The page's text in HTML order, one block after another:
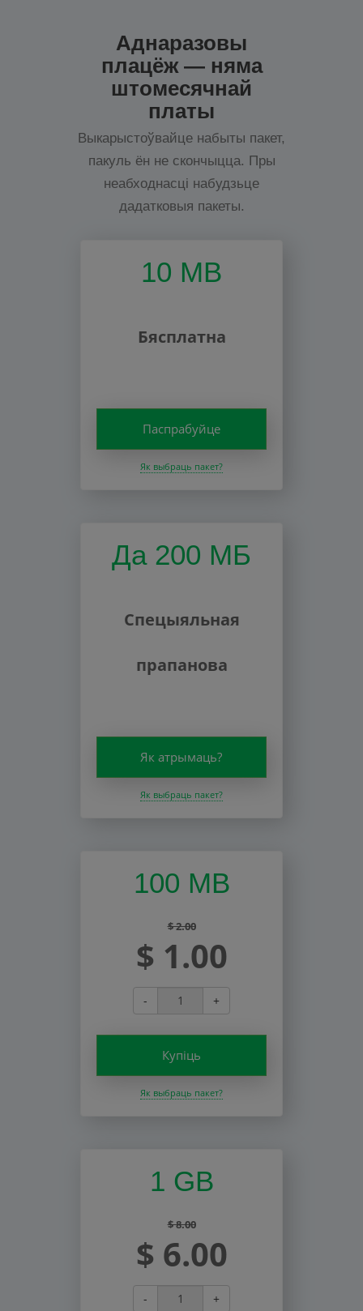
Аднаразовы
плацёж — няма
штомесячнай
платы
Выкарыстоўвайце набыты пакет,
пакуль ён не скончыцца. Пры
неабходнасці набудзьце
дадатковыя пакеты.
10 MB
Бясплатна
Паспрабуйце
Як выбраць пакет?
Да 200 МБ
Спецыяльная
прапанова
Як атрымаць?
Як выбраць пакет?
100 MB
$ 2.00
$ 1.00
- +
Купіць
Як выбраць пакет?
1 GB
$ 8.00
$ 6.00
- +